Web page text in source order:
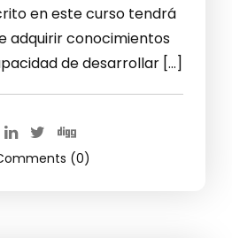
en este curso tendrá
adquirir conocimientos
de desarrollar […]
(0)